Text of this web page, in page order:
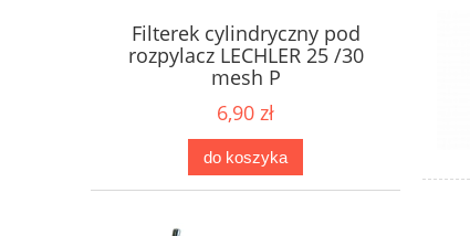
Filterek cylindryczny pod
rozpylacz LECHLER 25 /30
mesh P
6,90 zł
do koszyka